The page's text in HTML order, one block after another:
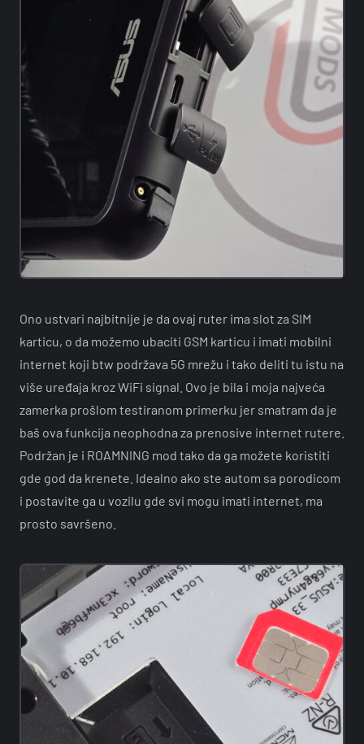
Ono ustvari najbitnije je da ovaj ruter ima slot za SIM
karticu, o da možemo ubaciti GSM karticu i imati mobilni
internet koji btw podržava 5G mrežu i tako deliti tu istu na
više uređaja kroz WiFi signal. Ovo je bila i moja najveća
zamerka prošlom testiranom primerku jer smatram da je
baš ova funkcija neophodna za prenosive internet rutere.
Podržan je i ROAMNING mod tako da ga možete koristiti
gde god da krenete. Idealno ako ste autom sa porodicom
i postavite ga u vozilu gde svi mogu imati internet, ma
prosto savršeno.